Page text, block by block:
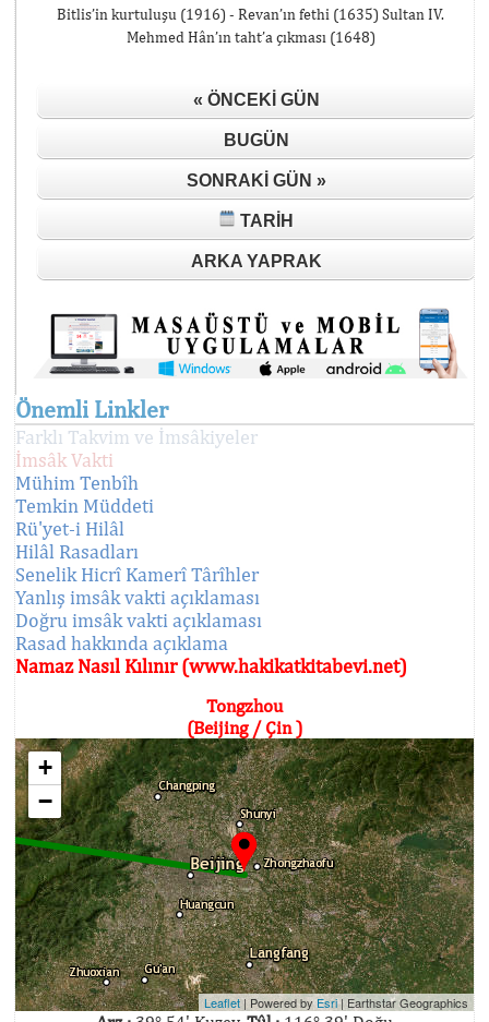
Bitlis’in kurtuluşu (1916) - Revan’ın fethi (1635) Sultan IV.
Mehmed Hân’ın taht’a çıkması (1648)
« ÖNCEKI GÜN
BUGÜN
SONRAKI GÜN »
TARIH
ARKA YAPRAK
Önemli Linkler
Farklı Takvim ve İmsâkiyeler
İmsâk Vakti
Mühim Tenbîh
Temkin Müddeti
Rü'yet-i Hilâl
Hilâl Rasadları
Senelik Hicrî Kamerî Târîhler
Yanlış imsâk vakti açıklaması
Doğru imsâk vakti açıklaması
Rasad hakkında açıklama
Namaz Nasıl Kılınır (www.hakikatkitabevi.net)
Tongzhou
(Beijing / Çin )
+
−
Leaflet| Powered byEsri|Earthstar Geographics